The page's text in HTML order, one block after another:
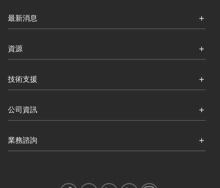
最新消息
資源
技術支援
公司資訊
業務諮詢